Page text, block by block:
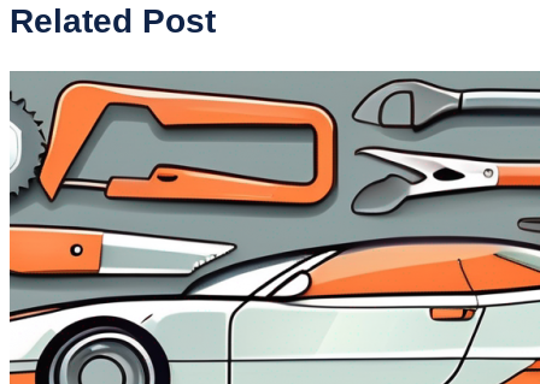
Related Post